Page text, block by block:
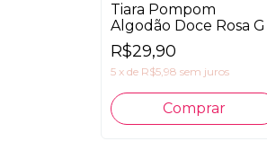
Tiara Pompom
Algodão Doce Rosa G
R$29,90
5 x de R$5,98 sem juros